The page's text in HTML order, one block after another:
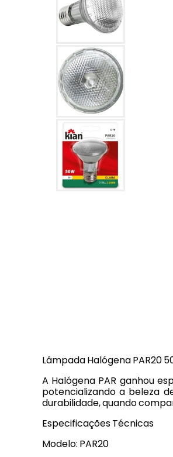
Lâmpada Halógena PAR20
A Halógena PAR ganhou
potencializando a beleza
durabilidade, quando
Especificações Técnicas
Modelo: PAR20